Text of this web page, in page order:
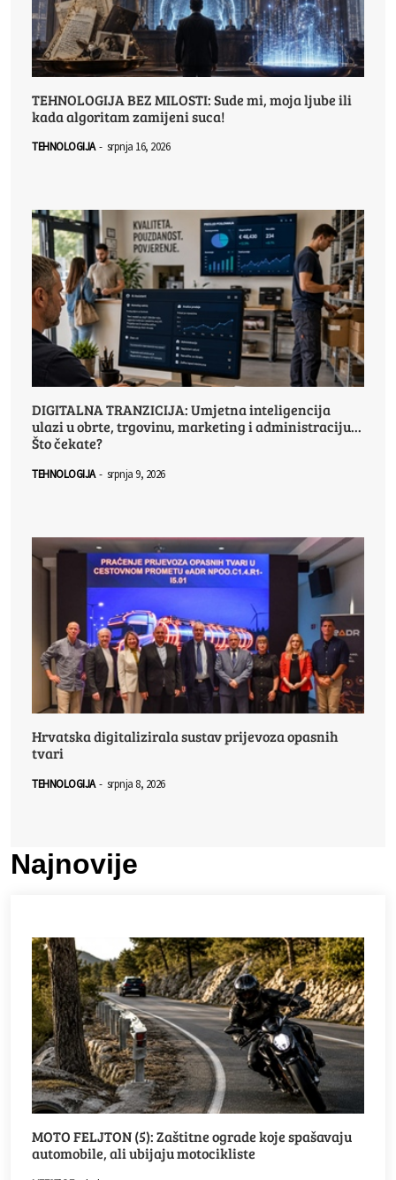
TEHNOLOGIJA BEZ MILOSTI: Sude mi, moja ljube ili
kada algoritam zamijeni suca!
TEHNOLOGIJA - srpnja 16, 2026
DIGITALNA TRANZICIJA: Umjetna inteligencija
ulazi u obrte, trgovinu, marketing i administraciju...
Što čekate?
TEHNOLOGIJA - srpnja 9, 2026
Hrvatska digitalizirala sustav prijevoza opasnih
tvari
TEHNOLOGIJA - srpnja 8, 2026
Najnovije
MOTO FELJTON (5): Zaštitne ograde koje spašavaju
automobile, ali ubijaju motocikliste